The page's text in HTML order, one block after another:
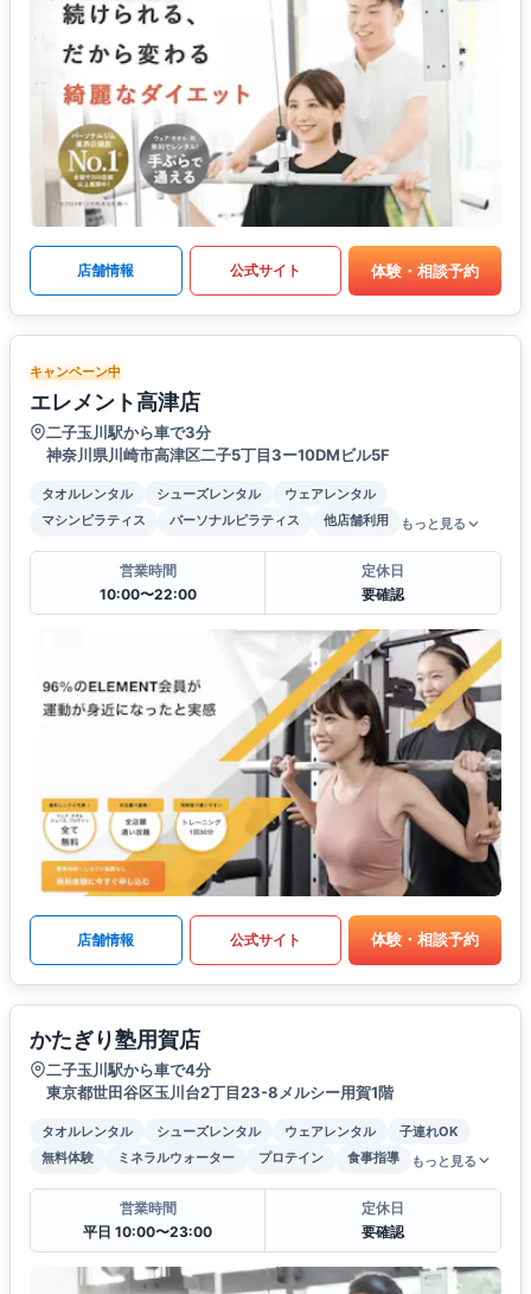
店舗情報 公式サイト 体験・相談予約
キャンペーン中
エレメント高津店
二子玉川駅から車で3分
神奈川県川崎市高津区二子5丁目3ー10DMビル5F
タオルレンタル シューズレンタル
ウェアレンタル
マシンピラティス
パーソナルピラティス 他店舗利用 もっと見る
営業時間
10:00〜22:00
定休日
要確認
店舗情報 公式サイト 体験・相談予約
かたぎり塾用賀店
二子玉川駅から車で4分
東京都世田谷区玉川台2丁目23-8メルシー用賀1階
タオルレンタル シューズレンタル ウェアレンタル
子連れOK
無料体験
ミネラルウォーター プロテイン 食事指導 もっと見る
営業時間
平日 10:00〜23:00
定休日
要確認